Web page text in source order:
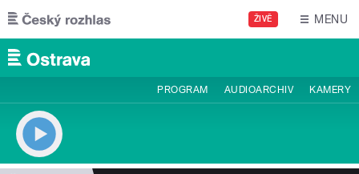
Přejít k hlavnímu obsahu
ŽIVĚ MENU
PROGRAM AUDIOARCHIV KAMERY